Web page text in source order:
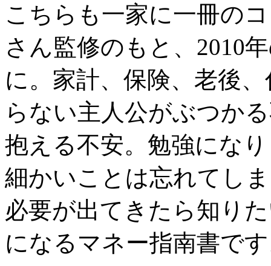
こちらも一家に一冊の
さん監修のもと、2010
に。家計、保険、老後
らない主人公がぶつか
抱える不安。勉強にな
細かいことは忘れてし
必要が出てきたら知り
になるマネー指南書で